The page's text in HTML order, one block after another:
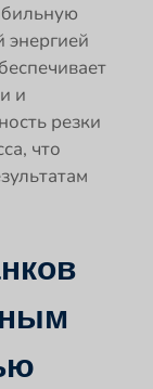
и
резки
что